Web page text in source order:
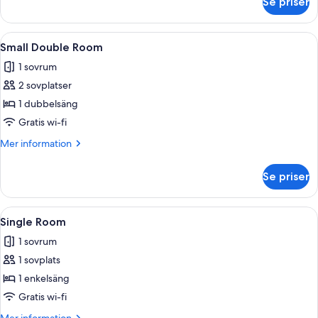
Room
Öppna
alla
foton
för
Small
Double
Room
Ett sovrum med en säng, ett
3
Small Double Room
1 sovrum
2 sovplatser
1 dubbelsäng
Gratis wi-fi
Mer information
Mer
Double
Room
Se priser
Öppna
alla
foton
för
Single
Room
Ett modernt badrum med ett
1
Single Room
1 sovrum
1 sovplats
1 enkelsäng
Gratis wi-fi